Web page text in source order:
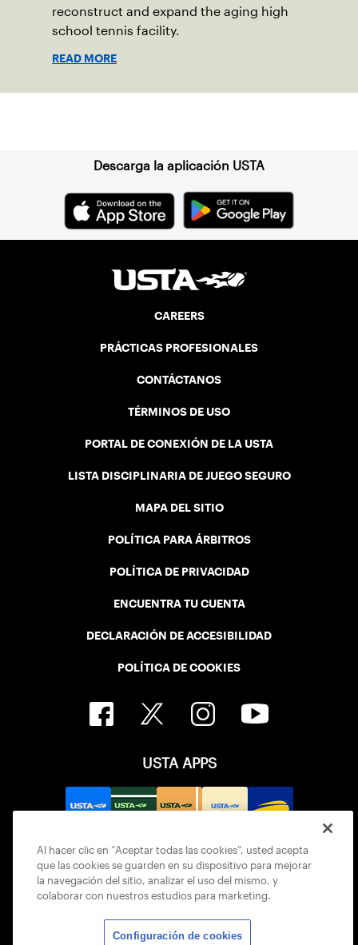
reconstruct and expand the aging high
school tennis facility.
READ MORE
Descarga la aplicación USTA
CAREERS
PRÁCTICAS PROFESIONALES
CONTÁCTANOS
TÉRMINOS DE USO
PORTAL DE CONEXIÓN DE LA USTA
LISTA DISCIPLINARIA DE JUEGO SEGURO
MAPA DEL SITIO
POLÍTICA PARA ÁRBITROS
POLÍTICA DE PRIVACIDAD
ENCUENTRA TU CUENTA
DECLARACIÓN DE ACCESIBILIDAD
POLÍTICA DE COOKIES
USTA APPS
Al hacer clic en “Aceptar todas las cookies”, usted acepta
que las cookies se guarden en su dispositivo para mejorar
la navegación del sitio, analizar el uso del mismo, y
colaborar con nuestros estudios para marketing.
Configuración de cookies